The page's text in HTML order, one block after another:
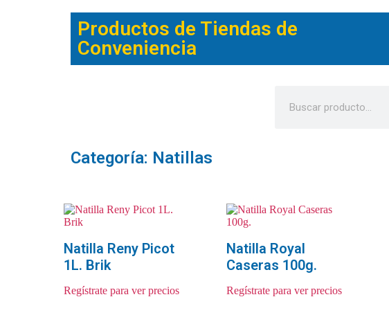
Productos de Tiendas de
Conveniencia
Categoría: Natillas
Natilla Reny Picot
1L. Brik
Regístrate para ver precios
Natilla Royal
Caseras 100g.
Regístrate para ver precios